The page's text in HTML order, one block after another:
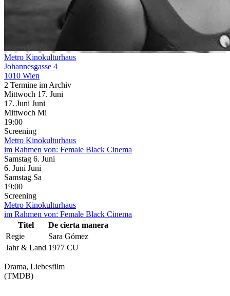
Metro Kinokulturhaus
Johannesgasse 4
1010 Wien
2 Termine im Archiv
Mittwoch 17. Juni
17. Juni Juni
Mittwoch Mi
19:00
Screening
Metro Kinokulturhaus
im Rahmen von: Female Black Cinema
Samstag 6. Juni
6. Juni Juni
Samstag Sa
19:00
Screening
Metro Kinokulturhaus
im Rahmen von: Female Black Cinema
Titel
De cierta manera
Regie
Sara Gómez
Jahr & Land 1977 CU
Drama, Liebesfilm
(TMDB)